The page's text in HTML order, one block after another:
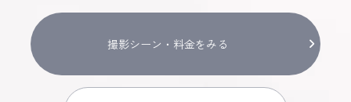
撮影シーン・料金をみる